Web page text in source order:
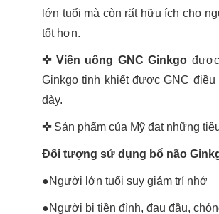
lớn tuổi mà còn rất hữu ích cho
tốt hơn.
✜ Viên uống GNC Ginkgo
Ginkgo tinh khiết được GNC
dày.
✜ Sản phẩm của Mỹ đạt những
Đối tượng sử dụng bổ não
●Người lớn tuổi suy giảm trí nhớ
●Người bị tiền đình, đau đầu,